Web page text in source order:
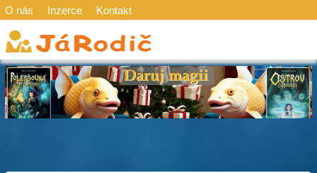
O nás Inzerce Kontakt